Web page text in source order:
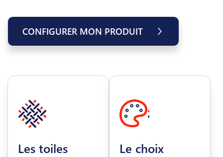
CONFIGURER MON PRODUIT
Les toiles Le choix